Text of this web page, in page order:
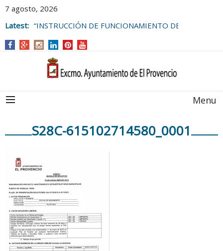
7 agosto, 2026
Latest: “INSTRUCCIÓN DE FUNCIONAMIENTO DE
AYUNTAMIENTO DE EL PROVENCIO
Menu
S28C-615102714580_0001